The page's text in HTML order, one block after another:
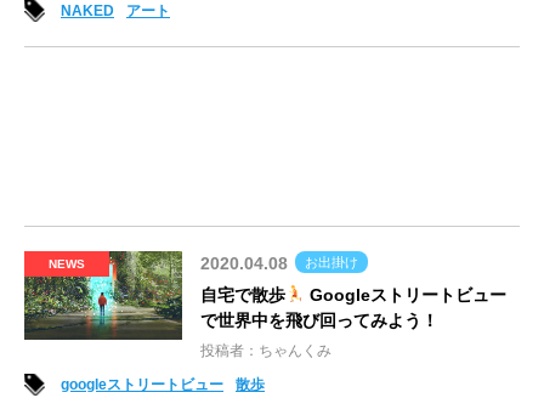
NAKED
アート
NEWS 2020.04.08 お出掛け
自宅で散歩
Googleストリートビュー
で世界中を飛び回ってみよう！
投稿者：ちゃんくみ
googleストリートビュー
散歩